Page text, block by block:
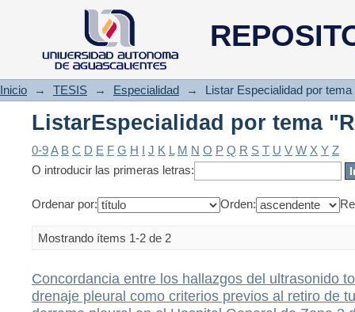
ListarEspecialidad por tema
Inicio → TESIS → Especialidad → Listar Especialidad por tema
ListarEspecialidad por tema
0-9A B C D E F G H I J K L M N O P Q R S T U V W X Y Z
O introducir las primeras letras:
Ordenar por: Orden:
Mostrando ítems 1-2 de 2
Concordancia entre los hallazgos del ultrasonido
drenaje pleural como criterios previos al retiro de